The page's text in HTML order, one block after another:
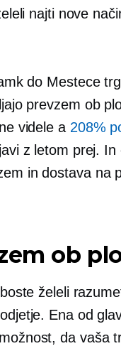
najti nove
do Mestece
prevzem ob
videle a 208%
z letom prej.
in dostava na
ob
želeli
Ena od
da vaša